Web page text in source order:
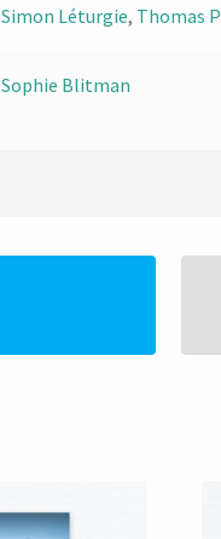
Simon Léturgie, Thomas
Sophie Blitman